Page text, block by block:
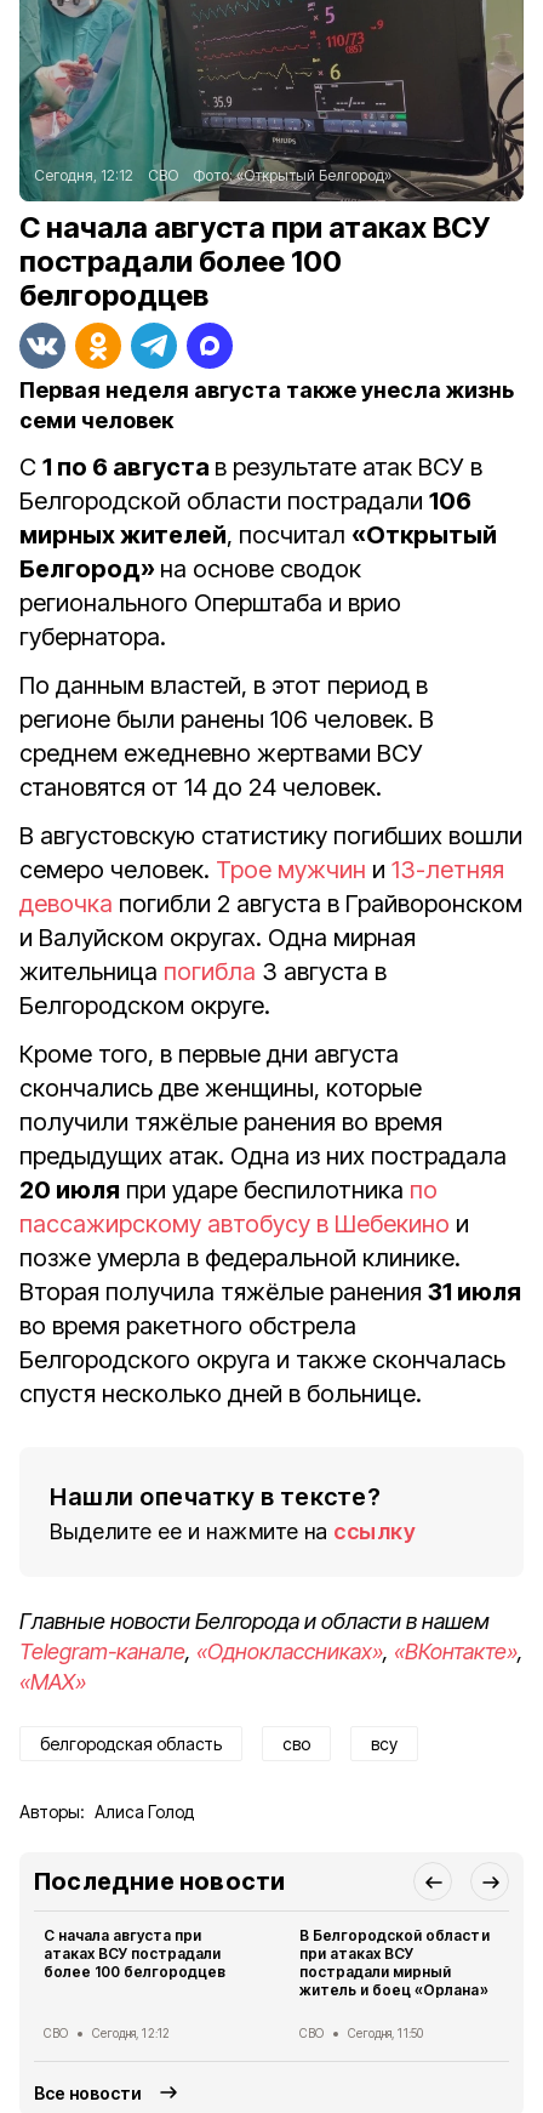
Сегодня, 12:12 СВО Фото:«Открытый Белгород»
С начала августа при атаках ВСУ
пострадали более 100
белгородцев
Первая неделя августа также унесла жизнь
семи человек
С 1 по 6 августа в результате атак ВСУ в
Белгородской области пострадали 106
мирных жителей, посчитал «Открытый
Белгород» на основе сводок
регионального Оперштаба и врио
губернатора.
По данным властей, в этот период в
регионе были ранены 106 человек. В
среднем ежедневно жертвами ВСУ
становятся от 14 до 24 человек.
В августовскую статистику погибших вошли
семеро человек. Трое мужчин и 13-летняя
девочка погибли 2 августа в Грайворонском
и Валуйском округах. Одна мирная
жительница погибла 3 августа в
Белгородском округе.
Кроме того, в первые дни августа
скончались две женщины, которые
получили тяжёлые ранения во время
предыдущих атак. Одна из них пострадала
20 июля при ударе беспилотника по
пассажирскому автобусу в Шебекино и
позже умерла в федеральной клинике.
Вторая получила тяжёлые ранения 31 июля
во время ракетного обстрела
Белгородского округа и также скончалась
спустя несколько дней в больнице.
Нашли опечатку в тексте?
Выделите ее и нажмите на ссылку
Главные новости Белгорода и области в нашем
Telegram-канале, «Одноклассниках», «ВКонтакте»,
«MAX»
белгородская область сво всу
Авторы: Алиса Голод
Последние новости
С начала августа при
атаках ВСУ пострадали
более 100 белгородцев
СВО Сегодня, 12:12
В Белгородской области
при атаках ВСУ
пострадали мирный
житель и боец «Орлана»
СВО Сегодня, 11:50
Все новости